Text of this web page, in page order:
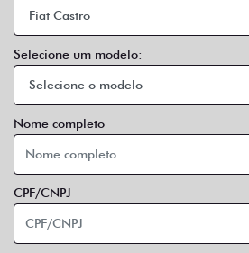
Selecione um modelo:
Nome completo
CPF/CNPJ